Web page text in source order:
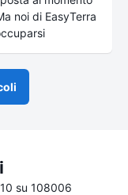
noi di EasyTerra
su 108006